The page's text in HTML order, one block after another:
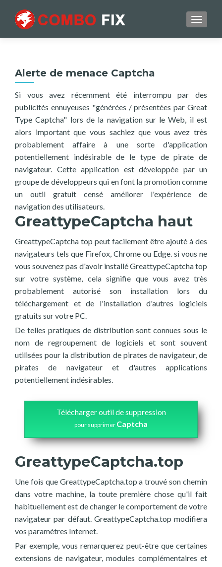
Alerte de menace Captcha
Si vous avez récemment été interrompu par des
publicités ennuyeuses "générées / présentées par Great
Type Captcha" lors de la navigation sur le Web, il est
alors important que vous sachiez que vous avez très
probablement affaire à une sorte d'application
potentiellement indésirable de le type de pirate de
navigateur. Cette application est développée par un
groupe de développeurs qui en font la promotion comme
un outil gratuit censé améliorer l'expérience de
navigation des utilisateurs.
GreattypeCaptcha haut
GreattypeCaptcha top peut facilement être ajouté à des
navigateurs tels que Firefox, Chrome ou Edge. si vous ne
vous souvenez pas d'avoir installé GreattypeCaptcha top
sur votre système, cela signifie que vous avez très
probablement autorisé son installation lors du
téléchargement et de l'installation d'autres logiciels
gratuits sur votre PC.
De telles pratiques de distribution sont connues sous le
nom de regroupement de logiciels et sont souvent
utilisées pour la distribution de pirates de navigateur, de
pirates de navigateur et d'autres applications
potentiellement indésirables.
Télécharger outil de suppression
pour supprimer Captcha
GreattypeCaptcha.top
Une fois que GreattypeCaptcha.top a trouvé son chemin
dans votre machine, la toute première chose qu'il fait
habituellement est de changer le comportement de votre
navigateur par défaut. GreattypeCaptcha.top modifiera
vos paramètres Internet.
Par exemple, vous remarquerez peut-être que certaines
extensions de navigateur, modules complémentaires et